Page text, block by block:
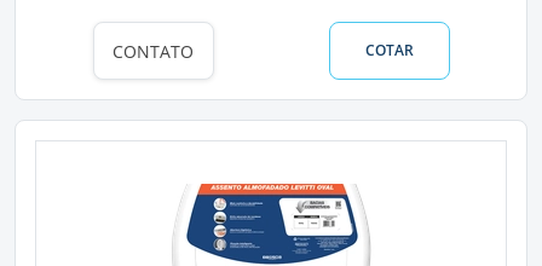
CONTATO COTAR